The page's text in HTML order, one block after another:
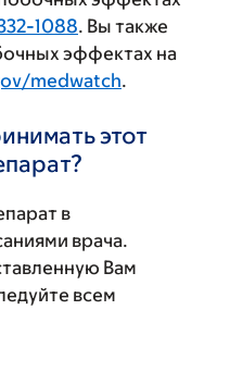
1088. Вы также
эффектах на
medwatch.
этот
в
врача.
Вам
всем